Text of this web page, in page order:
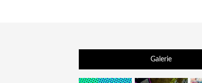
Galerie